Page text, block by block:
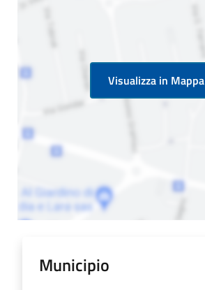
Visualizza in Mappa
Municipio